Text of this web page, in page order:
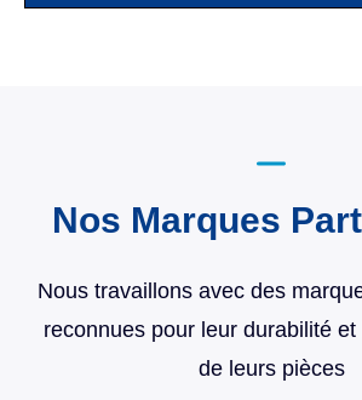
Nos Marques
Nous travaillons avec des
reconnues pour leur durabilité
de leurs pièces